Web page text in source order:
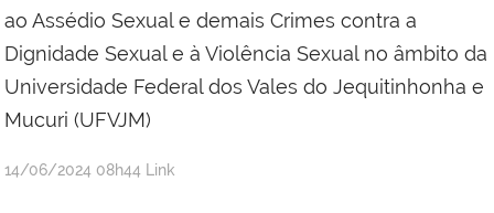
ao Assédio Sexual e demais Crimes contra a
Dignidade Sexual e à Violência Sexual no âmbito da
Universidade Federal dos Vales do Jequitinhonha e
Mucuri (UFVJM)
por
publicado
14/06/2024 08h44 Link